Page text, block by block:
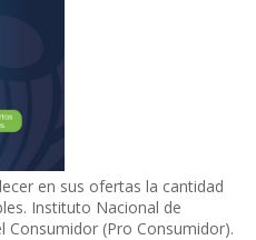
en sus ofertas la cantidad
Instituto Nacional de
Consumidor (Pro Consumidor).